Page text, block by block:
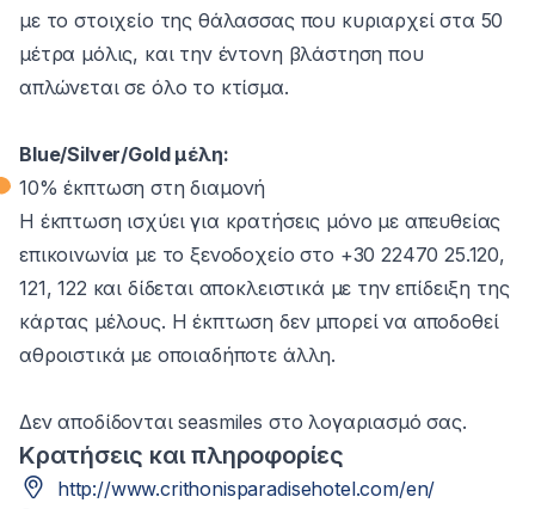
με το στοιχείο της θάλασσας που κυριαρχεί στα 50
μέτρα μόλις, και την έντονη βλάστηση που
απλώνεται σε όλο το κτίσμα.
Blue/Silver/Gold μέλη:
10% έκπτωση στη διαμονή
Η έκπτωση ισχύει για κρατήσεις μόνο με απευθείας
επικοινωνία με το ξενοδοχείο στο +30 22470 25.120,
121, 122 και δίδεται αποκλειστικά με την επίδειξη της
κάρτας μέλους. Η έκπτωση δεν μπορεί να αποδοθεί
αθροιστικά με οποιαδήποτε άλλη.
Δεν αποδίδονται seasmiles στο λογαριασμό σας.
Κρατήσεις και πληροφορίες
http://www.crithonisparadisehotel.com/en/